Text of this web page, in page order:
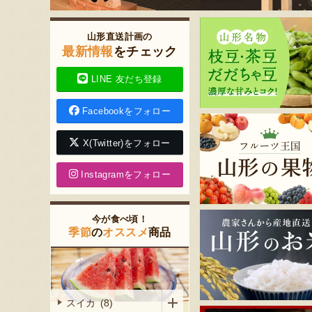
山形直送計画の
最新情報をチェック
LINE 友だち登録
Facebookをフォロー
X(Twitter)をフォロー
Instagramをフォロー
今が食べ頃！
季節のオススメ商品
スイカ (8)